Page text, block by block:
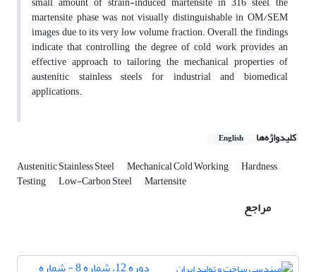
martensite phase was not visually distinguishable in OM/SEM
images due to its very low volume fraction. Overall, the findings
indicate that controlling the degree of cold work provides an
effective approach to tailoring the mechanical properties of
austenitic stainless steels for industrial and biomedical
applications.
کلیدواژه‌ها English
Austenitic Stainless Steel Mechanical Cold Working Hardness
Testing Low-Carbon Steel Martensite
مراجع